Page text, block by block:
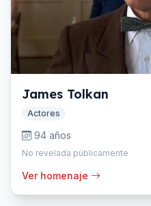
James Tolkan
Actores
94 años
No revelada públicamente
Ver homenaje